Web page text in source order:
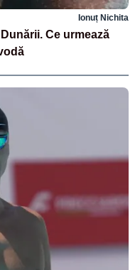
Ionuț Nichita
Ce urmează